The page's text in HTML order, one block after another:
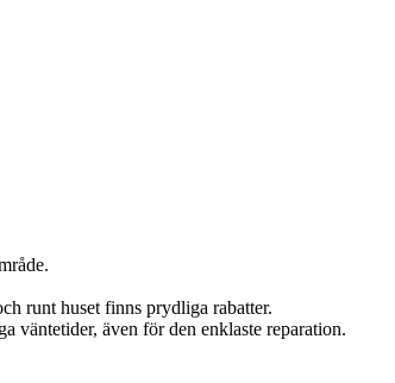
runt huset finns prydliga rabatter.
väntetider, även för den enklaste reparation.